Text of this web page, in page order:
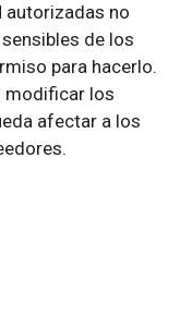
autorizadas no
de los
para hacerlo.
modificar los
afectar a los